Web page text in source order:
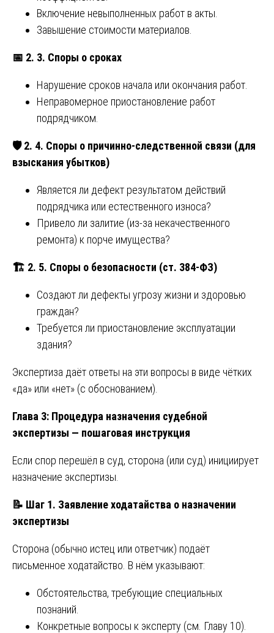
Включение невыполненных работ в акты.
Завышение стоимости материалов.
📅 2. 3. Споры о сроках
Нарушение сроков начала или окончания работ.
Неправомерное приостановление работ
подрядчиком.
🛡️ 2. 4. Споры о причинно-следственной связи (для
взыскания убытков)
Является ли дефект результатом действий
подрядчика или естественного износа?
Привело ли залитие (из-за некачественного
ремонта) к порче имущества?
🏗 ️ 2. 5. Споры о безопасности (ст. 384-ФЗ)
Создают ли дефекты угрозу жизни и здоровью
граждан?
Требуется ли приостановление эксплуатации
здания?
Экспертиза даёт ответы на эти вопросы в виде чётких
«да» или «нет» (с обоснованием).
Глава 3: Процедура назначения судебной
экспертизы — пошаговая инструкция
Если спор перешёл в суд, сторона (или суд) инициирует
назначение экспертизы.
📝 Шаг 1. Заявление ходатайства о назначении
экспертизы
Сторона (обычно истец или ответчик) подаёт
письменное ходатайство. В нём указывают:
Обстоятельства, требующие специальных
познаний.
Конкретные вопросы к эксперту (см. Главу 10).